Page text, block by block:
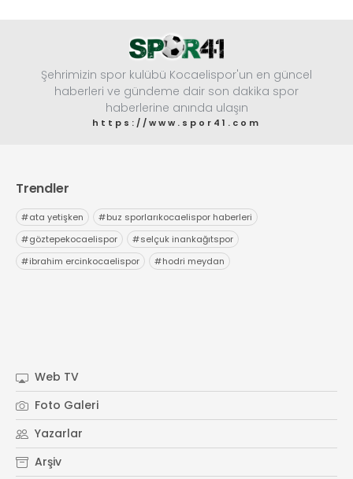
Şehrimizin spor kulübü Kocaelispor'un en güncel
haberleri ve gündeme dair son dakika spor
haberlerine anında ulaşın
https://www.spor41.com
Trendler
#ata yetişken #buz sporlarıkocaelispor haberleri
#göztepekocaelispor #selçuk inankağıtspor
#ibrahim ercinkocaelispor #hodri meydan
Web TV
Foto Galeri
Yazarlar
Arşiv